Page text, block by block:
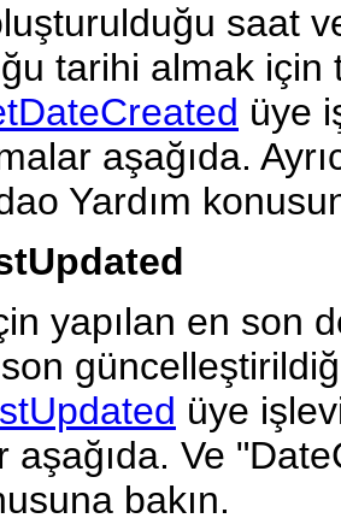
saat
tarihi almak
üye
aşağıda.
Yardım
yapılan en son
üye
aşağıda. Ve
bakın.